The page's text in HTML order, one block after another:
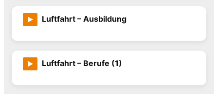
Luftfahrt – Ausbildung
Luftfahrt – Berufe (1)